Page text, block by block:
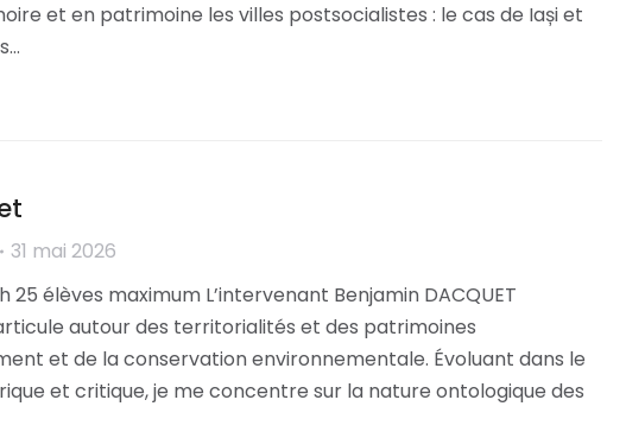
et en patrimoine les villes postsocialistes : le cas de Iași et
31 mai 2026
25 élèves maximum L’intervenant Benjamin DACQUET
autour des territorialités et des patrimoines
et de la conservation environnementale. Évoluant dans le
et critique, je me concentre sur la nature ontologique des